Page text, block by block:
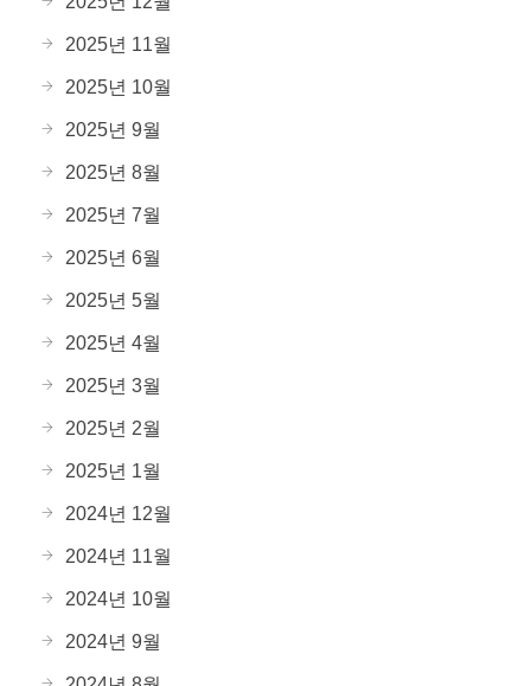
2025년 11월
2025년 10월
2025년 9월
2025년 8월
2025년 7월
2025년 6월
2025년 5월
2025년 4월
2025년 3월
2025년 2월
2025년 1월
2024년 12월
2024년 11월
2024년 10월
2024년 9월